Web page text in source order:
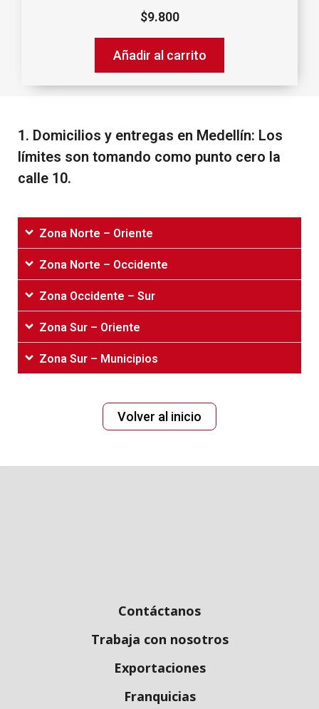
$9.800
Añadir al carrito
1.‌ ‌Domicilios‌ ‌y‌ ‌entregas‌ ‌en‌ ‌Medellín:‌ ‌Los‌
‌límites‌ ‌son‌ ‌tomando‌ ‌como‌ ‌punto‌ ‌cero‌ ‌la‌
‌calle‌ ‌10.‌
Zona Norte – Oriente
Zona Norte – Occidente
Zona Occidente – Sur
Zona Sur – Oriente
Zona Sur – Municipios
Volver‌ ‌al‌ ‌inicio
Contáctanos
Trabaja con nosotros
Exportaciones
Franquicias